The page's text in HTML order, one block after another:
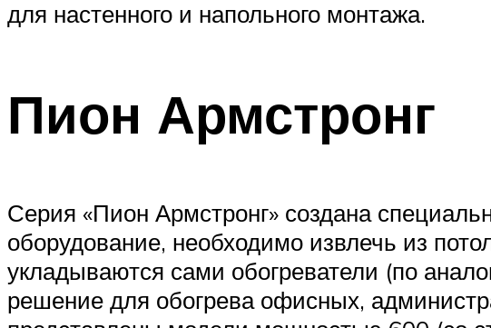
для настенного и напольного монтажа.
Пион Армстронг
Серия «Пион Армстронг» создана
оборудование, необходимо извлечь из
укладываются сами обогреватели (по
решение для обогрева офисных,